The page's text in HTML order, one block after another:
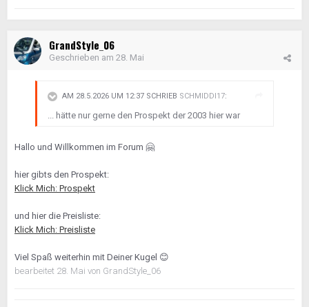
GrandStyle_06
Geschrieben am 28. Mai
AM 28.5.2026 UM 12:37 SCHRIEB SCHMIDDI17:
... hätte nur gerne den Prospekt der 2003 hier war
Hallo und Willkommen im Forum 🤗
hier gibts den Prospekt:
Klick Mich: Prospekt
und hier die Preisliste:
Klick Mich: Preisliste
Viel Spaß weiterhin mit Deiner Kugel 😊
bearbeitet 28. Mai von GrandStyle_06